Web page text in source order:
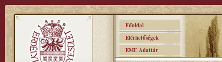
Főoldal
Elérhetőségek
EME Adattár